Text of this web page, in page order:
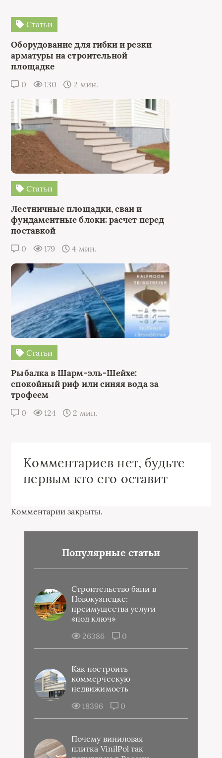
Статьи
Оборудование для гибки и резки
арматуры на строительной
площадке
0 130 2 мин.
Статьи
Лестничные площадки, сваи и
фундаментные блоки: расчет перед
поставкой
0 179 4 мин.
Статьи
Рыбалка в Шарм-эль-Шейхе:
спокойный риф или синяя вода за
трофеем
0 124 2 мин.
Комментариев нет, будьте
первым кто его оставит
Комментарии закрыты.
Популярные статьи
Строительство бани в
Новокузнецке:
преимущества услуги
«под ключ»
26386
0
Как построить
коммерческую
недвижимость
18396
0
Почему виниловая
плитка VinilPol так